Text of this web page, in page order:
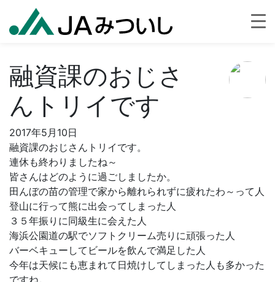
融資課のおじさ
んトリイです
2017年5月10日
融資課のおじさんトリイです。
連休も終わりましたね～
皆さんはどのように過ごしましたか。
田んぼの苗の管理で家から離れられずに疲れたわ～って人
登山に行って熊に出会ってしまった人
３５年振りに同級生に会えた人
海浜公園道の駅でソフトクリーム売りに頑張った人
バーベキューしてビールを飲んで満足した人
今年は天候にも恵まれて日焼けしてしまった人も多かった
ですね。